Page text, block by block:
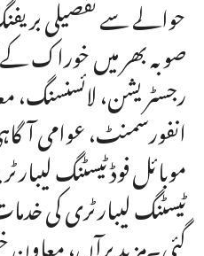
حوالے سے تفصیلی
صوبہ بھر میں خوراک
رجسٹریشن، لائسنسنگ،
انفورسمنٹ، عوامی
موبائل فوڈ ٹیسٹنگ
ٹیسٹنگ لیبارٹری کی
گئی۔مزید برآں،